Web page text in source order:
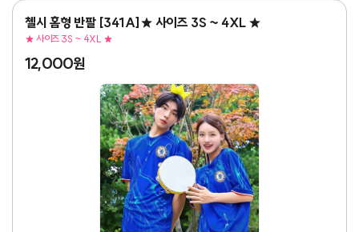
첼시 홈형 반팔 [341A]★ 사이즈 3S ~ 4XL ★
★ 사이즈 3S ~ 4XL ★
12,000원